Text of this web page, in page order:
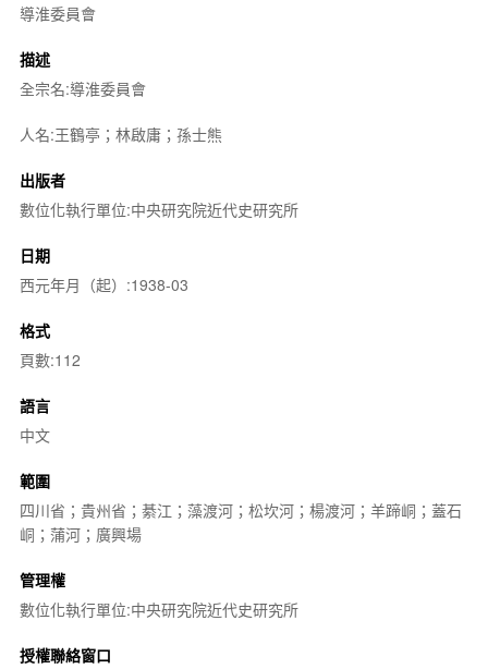
導淮委員會
描述
全宗名:導淮委員會
人名:王鶴亭；林啟庸；孫士熊
出版者
數位化執行單位:中央研究院近代史研究所
日期
西元年月（起）:1938-03
格式
頁數:112
語言
中文
範圍
四川省；貴州省；綦江；藻渡河；松坎河；楊渡河；羊蹄峒；蓋石
峒；蒲河；廣興場
管理權
數位化執行單位:中央研究院近代史研究所
授權聯絡窗口